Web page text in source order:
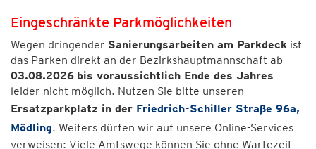
Eingeschränkte Parkmöglichkeiten
Wegen dringender Sanierungsarbeiten am Parkdeck ist
das Parken direkt an der Bezirkshauptmannschaft ab
03.08.2026 bis voraussichtlich Ende des Jahres
leider nicht möglich. Nutzen Sie bitte unseren
Ersatzparkplatz in der Friedrich-Schiller Straße 96a,
Mödling. Weiters dürfen wir auf unsere Online-Services
verweisen: Viele Amtswege können Sie ohne Wartezeit